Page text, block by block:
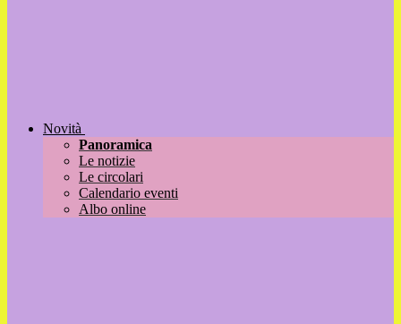
Novità
Panoramica
Le notizie
Le circolari
Calendario eventi
Albo online